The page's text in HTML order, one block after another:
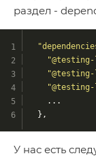
раздел -
    ...
  },
У нас есть